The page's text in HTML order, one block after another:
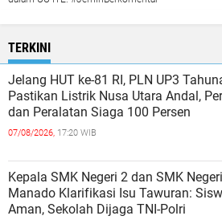
TERKINI
Jelang HUT ke-81 RI, PLN UP3
Pastikan Listrik Nusa Utara Andal,
dan Peralatan Siaga 100 Persen
07/08/2026, 17:20 WIB
Kepala SMK Negeri 2 dan SMK
Manado Klarifikasi Isu Tawuran:
Aman, Sekolah Dijaga TNI-Polri